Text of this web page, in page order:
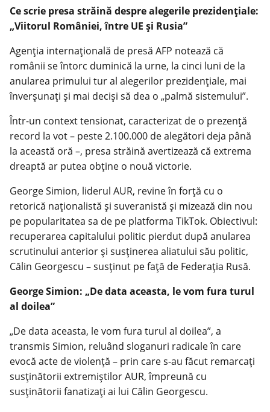
Ce scrie presa străină despre alegerile prezidențiale:
„Viitorul României, între UE și Rusia”
Agenția internațională de presă AFP notează că
românii se întorc duminică la urne, la cinci luni de la
anularea primului tur al alegerilor prezidențiale, mai
înverșunați și mai deciși să dea o „palmă sistemului”.
Într-un context tensionat, caracterizat de o prezență
record la vot – peste 2.100.000 de alegători deja până
la această oră –, presa străină avertizează că extrema
dreaptă ar putea obține o nouă victorie.
George Simion, liderul AUR, revine în forță cu o
retorică naționalistă și suveranistă și mizează din nou
pe popularitatea sa de pe platforma TikTok. Obiectivul:
recuperarea capitalului politic pierdut după anularea
scrutinului anterior și susținerea aliatului său politic,
Călin Georgescu – susținut pe față de Federația Rusă.
George Simion: „De data aceasta, le vom fura turul
al doilea”
„De data aceasta, le vom fura turul al doilea”, a
transmis Simion, reluând sloganuri radicale în care
evocă acte de violență – prin care s-au făcut remarcați
susținătorii extremiștilor AUR, împreună cu
susținătorii fanatizați ai lui Călin Georgescu.